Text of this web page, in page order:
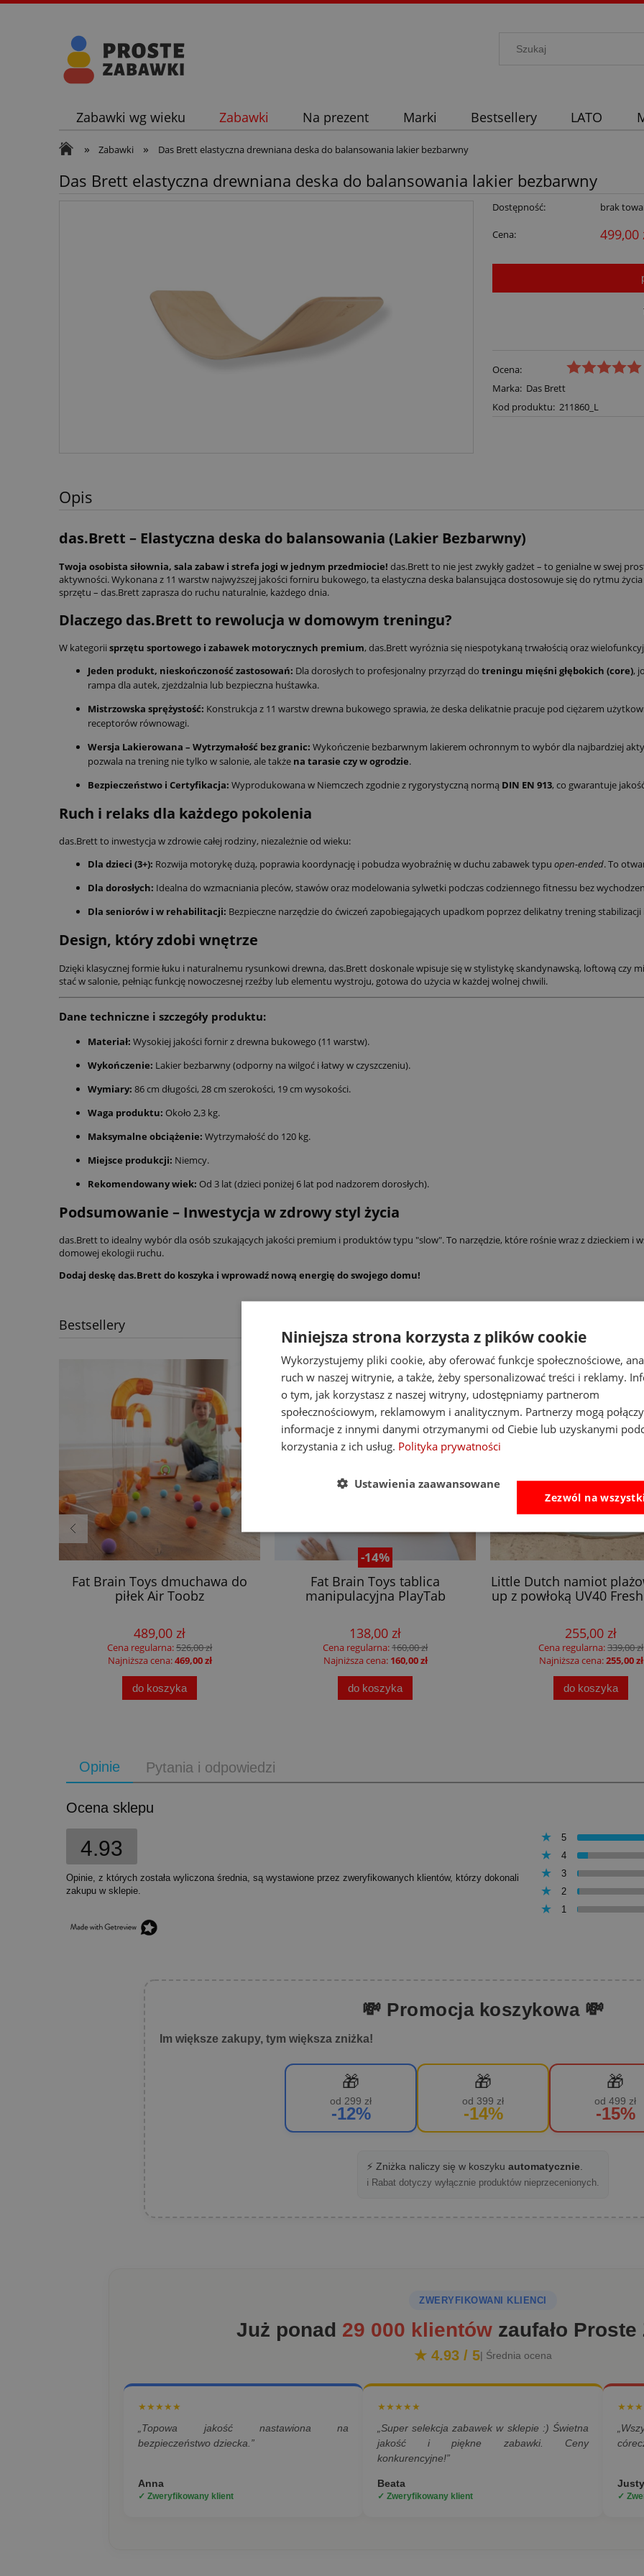
Zabawki wg wieku Zabawki Na prezent Marki Bestsellery LATO
» Zabawki » Das Brett elastyczna drewniana deska do balansowania lakier bezbarwny
Das Brett elastyczna drewniana deska do balansowania lakier bezbarwny
Dostępność: brak
Cena: 499,00
Ocena:
Marka: Das Brett
Kod produktu: 211860_L
Opis
das.Brett – Elastyczna deska do balansowania (Lakier Bezbarwny)
Twoja osobista siłownia, sala zabaw i strefa jogi w jednym przedmiocie! das.Brett to nie jest zwykły gadżet – to genialne w swej
aktywności. Wykonana z 11 warstw najwyższej jakości forniru bukowego, ta elastyczna deska balansująca dostosowuje się do rytmu
sprzętu – das.Brett zaprasza do ruchu naturalnie, każdego dnia.
Dlaczego das.Brett to rewolucja w domowym treningu?
W kategorii sprzętu sportowego i zabawek motorycznych premium, das.Brett wyróżnia się niespotykaną trwałością oraz
Jeden produkt, nieskończoność zastosowań: Dla dorosłych to profesjonalny przyrząd do treningu mięśni głębokich (core),
rampa dla autek, zjeżdżalnia lub bezpieczna huśtawka.
Mistrzowska sprężystość: Konstrukcja z 11 warstw drewna bukowego sprawia, że deska delikatnie pracuje pod ciężarem
receptorów równowagi.
Wersja Lakierowana – Wytrzymałość bez granic: Wykończenie bezbarwnym lakierem ochronnym to wybór dla najbardziej
pozwala na trening nie tylko w salonie, ale także na tarasie czy w ogrodzie.
Bezpieczeństwo i Certyfikacja: Wyprodukowana w Niemczech zgodnie z rygorystyczną normą DIN EN 913, co gwarantuje
Ruch i relaks dla każdego pokolenia
das.Brett to inwestycja w zdrowie całej rodziny, niezależnie od wieku:
Dla dzieci (3+): Rozwija motorykę dużą, poprawia koordynację i pobudza wyobraźnię w duchu zabawek typu open-ended. To
Dla dorosłych: Idealna do wzmacniania pleców, stawów oraz modelowania sylwetki podczas codziennego fitnessu bez
Dla seniorów i w rehabilitacji: Bezpieczne narzędzie do ćwiczeń zapobiegających upadkom poprzez delikatny trening
Design, który zdobi wnętrze
Dzięki klasycznej formie łuku i naturalnemu rysunkowi drewna, das.Brett doskonale wpisuje się w stylistykę skandynawską, loftową czy
stać w salonie, pełniąc funkcję nowoczesnej rzeźby lub elementu wystroju, gotowa do użycia w każdej wolnej chwili.
Dane techniczne i szczegóły produktu:
Materiał: Wysokiej jakości fornir z drewna bukowego (11 warstw).
Wykończenie: Lakier bezbarwny (odporny na wilgoć i łatwy w czyszczeniu).
Wymiary: 86 cm długości, 28 cm szerokości, 19 cm wysokości.
Waga produktu: Około 2,3 kg.
Maksymalne obciążenie: Wytrzymałość do 120 kg.
Miejsce produkcji: Niemcy.
Rekomendowany wiek: Od 3 lat (dzieci poniżej 6 lat pod nadzorem dorosłych).
Podsumowanie – Inwestycja w zdrowy styl życia
das.Brett to idealny wybór dla osób szukających jakości premium i produktów typu "slow". To narzędzie, które rośnie wraz z dzieckiem i
domowej ekologii ruchu.
Dodaj deskę das.Brett do koszyka i wprowadź nową energię do swojego domu!
Bestsellery
Fat Brain Toys dmuchawa do
piłek Air Toobz
489,00 zł
Cena regularna:526,00 zł
Najniższa cena:469,00 zł
do koszyka
-14%
Fat Brain Toys tablica
manipulacyjna PlayTab
138,00 zł
Cena regularna:160,00 zł
Najniższa cena: 160,00 zł
do koszyka
Little Dutch namiot
up z powłoką UV40
255,00 zł
Cena regularna:339,00 zł
Najniższa cena:255,00 zł
do koszyka
Opinie Pytania i odpowiedzi
Ocena sklepu
4.93
Opinie, z których została wyliczona średnia, są wystawione przez zweryfikowanych klientów, którzy dokonali
zakupu w sklepie.
5
4
3
2
1
💸 Promocja koszykowa 💸
Im większe zakupy, tym większa zniżka!
🎁
od 299 zł
-12%
🎁
od 399 zł
-14%
🎁
od 499 zł
-15%
⚡ Zniżka naliczy się w koszyku automatycznie
ℹ️ Rabat dotyczy wyłącznie produktów nieprzecenionych.
ZWERYFIKOWANI KLIENCI
Już ponad 29 000 klientów zaufało
★ 4.93 / 5| Średnia ocena
★★★★★
„Topowa jakość nastawiona na
bezpieczeństwo dziecka.”
Anna
✓ Zweryfikowany klient
★★★★★
„Super selekcja zabawek w sklepie :) Świetna
jakość i piękne zabawki. Ceny
konkurencyjne!”
Beata
✓ Zweryfikowany klient ✓
Niniejsza strona korzysta z plików cookie
Wykorzystujemy pliki cookie, aby oferować funkcje społecznościowe,
ruch w naszej witrynie, a także, żeby spersonalizować treści i reklamy.
o tym, jak korzystasz z naszej witryny, udostępniamy partnerom
społecznościowym, reklamowym i analitycznym. Partnerzy mogą
informacje z innymi danymi otrzymanymi od Ciebie lub uzyskanymi
korzystania z ich usług. Polityka prywatności
Zezwól na
Ustawienia zaawansowane